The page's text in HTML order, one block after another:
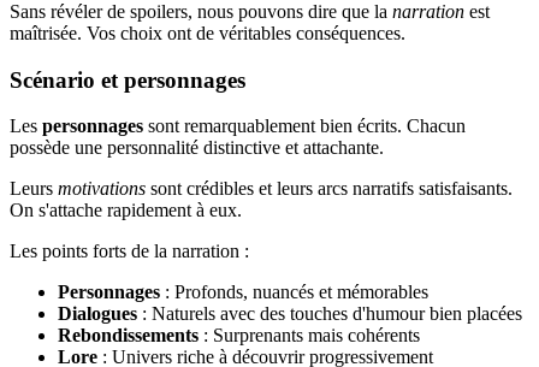
Sans révéler de spoilers, nous pouvons dire que la narration est
maîtrisée. Vos choix ont de véritables conséquences.
Scénario et personnages
Les personnages sont remarquablement bien écrits. Chacun
possède une personnalité distinctive et attachante.
Leurs motivations sont crédibles et leurs arcs narratifs satisfaisants.
On s'attache rapidement à eux.
Les points forts de la narration :
Personnages : Profonds, nuancés et mémorables
Dialogues : Naturels avec des touches d'humour bien placées
Rebondissements : Surprenants mais cohérents
Lore : Univers riche à découvrir progressivement